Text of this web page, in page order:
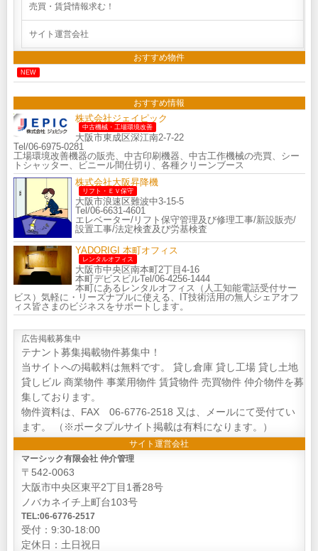
売買・賃貸情報求む！
サイト運営会社
おすすめ物件
NEW
おすすめ情報
株式会社ジェイピック
中古機械・工場環境改善
大阪市東成区深江南2-7-22
Tel/06-6975-0281
工場環境改善機器の販売、中古印刷機器、中古工作機械の売買、シー
トシャッター、ビニール間仕切り、各種クリーンブース
株式会社大阪昇降機
リフト・ＥＶ保守
大阪市浪速区難波中3-15-5
Tel/06-6631-4601
エレベーター/リフト保守管理及び修理工事/新設販売/
設置工事/法定検査及び労基検査
YADORIGI 本町オフィス
レンタルオフィス
大阪市中央区南本町2丁目4-16
本町デビスビルTel/06-4256-1444
本町にあるレンタルオフィス（人工知能電話受付サー
ビス）気軽に・リーズナブルに使える、IT技術活用の無人シェアオフ
ィス皆さまのビジネスをサポートします。
広告掲載募集中
テナント募集掲載物件募集中！
当サイトへの掲載料は無料です。 貸し倉庫 貸し工場 貸し土地
貸しビル 商業物件 事業用物件 賃貸物件 売買物件 仲介物件を募
集しております。
物件資料は、FAX 06-6776-2518 又は、メールにて受付てい
ます。 （※ポータプルサイト掲載は有料になります。）
サイト運営会社
マーシック有限会社 仲介管理
〒542-0063
大阪市中央区東平2丁目1番28号
ノバカネイチ上町台103号
TEL:06-6776-2517
受付：9:30-18:00
定休日：土日祝日